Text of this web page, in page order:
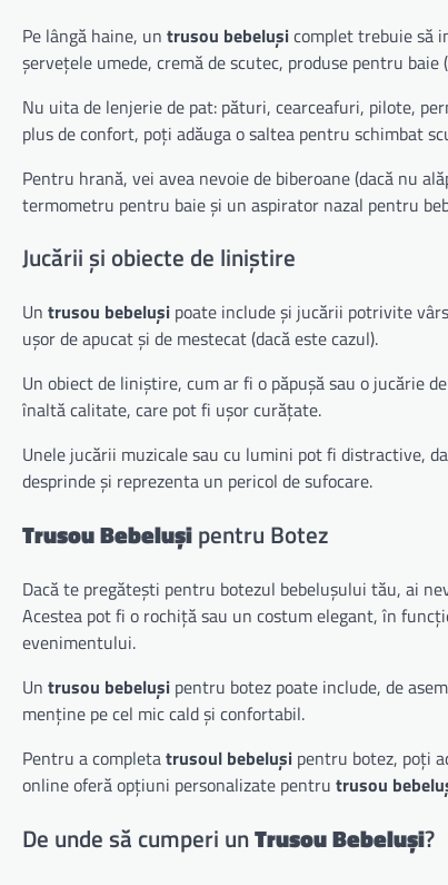
Pe lângă haine, un trusou bebelușicomplet trebuie să
șervețele umede, cremă de scutec, produse pentru
Nu uita de lenjerie de pat: pături, cearceafuri, pilote,
plus de confort, poți adăuga o saltea pentru schimbat
Pentru hrană, vei avea nevoie de biberoane (dacă nu
termometru pentru baie și un aspirator nazal pentru
Jucării și obiecte de liniștire
Un trusou bebeluși poate include și jucării potrivite
ușor de apucat și de mestecat (dacă este cazul).
Un obiect de liniștire, cum ar fi o păpușă sau o jucărie
înaltă calitate, care pot fi ușor curățate.
Unele jucării muzicale sau cu lumini pot fi distractive,
desprinde și reprezenta un pericol de sufocare.
Trusou Bebelușipentru Botez
Dacă te pregătești pentru botezul bebelușului tău, ai
Acestea pot fi o rochiță sau un costum elegant, în
evenimentului.
Un trusou bebeluși pentru botez poate include, de
menține pe cel mic cald și confortabil.
Pentru a completatrusoul bebeluși pentru botez, poți
online oferă opțiuni personalizate pentru trusou
De unde să cumperi unTrusou Bebeluși?